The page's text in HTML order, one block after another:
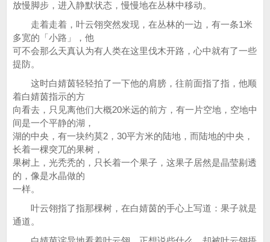
放慢脚步，进入静默状态，慢慢地在丛林中移动。
走着走着，叶云翎突然发现，在丛林的一边，有一条1米
多宽的「小路」，他
可不会那么天真认为有人类在这里伐木开路，心中就有了一些
提防。
这时白婧茵轻轻拍了一下他的肩膀，往前面指了指，他顺
着白婧茵指示的方
向看去，只见离他们大概20米远的前方，有一片空地，空地中
间是一个平静的湖，
湖的中央，有一块约莫2，30平方米的陆地，而陆地的中央，
长着一棵突兀的果树，
果树上，光秃秃的，只长着一个果子，这果子居然是晶莹剔透
的，像是水晶做的
一样。
叶云翎指了指那棵树，在白婧茵的手心上写道：果子就是
通道。